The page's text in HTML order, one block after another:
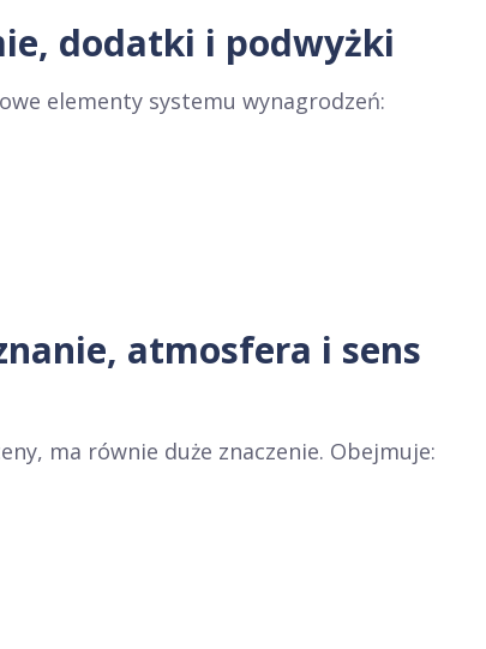
dodatki i podwyżki
elementy systemu wynagrodzeń:
atmosfera i sens
ma równie duże znaczenie. Obejmuje: